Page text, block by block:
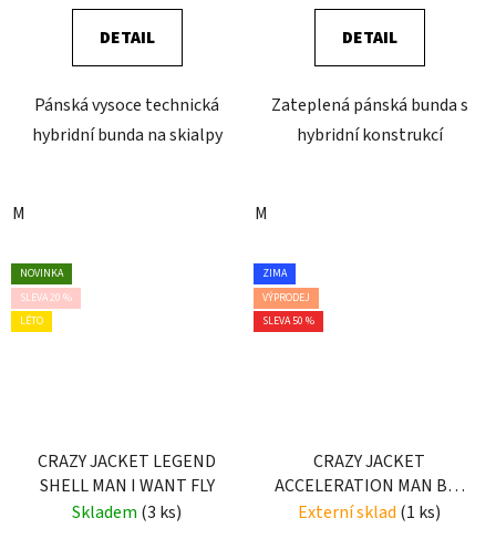
DETAIL
Pánská vysoce technická
hybridní bunda na skialpy
M
DETAIL
Zateplená pánská bunda s
hybridní konstrukcí
M
NOVINKA
SLEVA 20 %
LÉTO
CRAZY JACKET LEGEND
SHELL MAN I WANT FLY
Skladem (3 ks)
ZIMA
VÝPRODEJ
SLEVA 50 %
CRAZY JACKET
ACCELERATION MAN BIG
WHITE
Externí sklad (1 ks)